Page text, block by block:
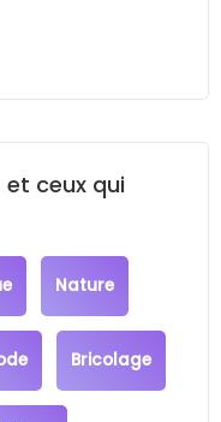
ceux qui
Nature
Bricolage